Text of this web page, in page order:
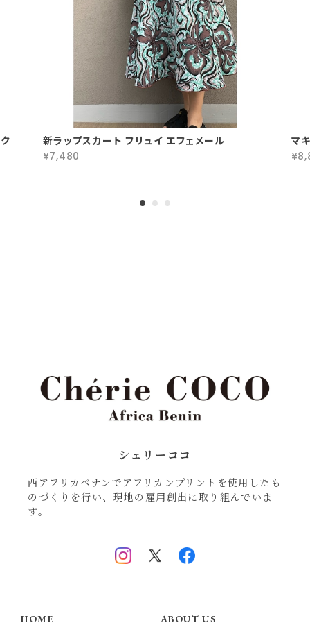
新ラップスカート フリュイ エフェメール
¥7,480
マ
シェリーココ
西アフリカベナンでアフリカンプリントを使用したも
のづくりを行い、現地の雇用創出に取り組んでいま
す。
HOME ABOUT US